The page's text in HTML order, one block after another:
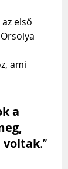
első
ami
a
voltak.”